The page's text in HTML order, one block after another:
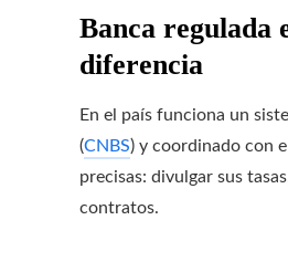
Banca regulada
diferencia
En el país funciona un
(CNBS) y coordinado con el
precisas: divulgar sus
contratos.